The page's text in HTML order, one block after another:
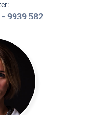
9939 582